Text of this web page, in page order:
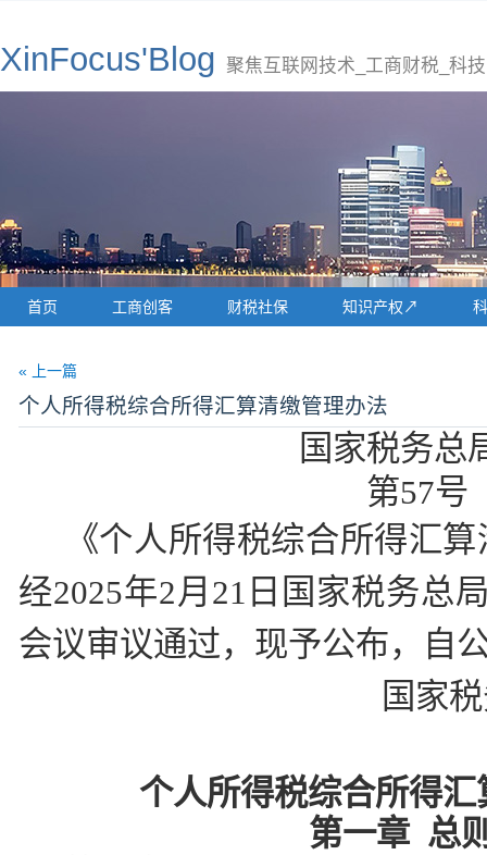
XinFocus'Blog 聚焦互联网技术_工商财税_科
首页 工商创客 财税社保 知识产权↗
« 上一篇
个人所得税综合所得汇算清缴管理办法
国家税务总
第57号
《个人所得税综合所得汇
经2025年2月21日国家税务总
会议审议通过，现予公布，自
国家
个人所得税综合所得
第一章 总